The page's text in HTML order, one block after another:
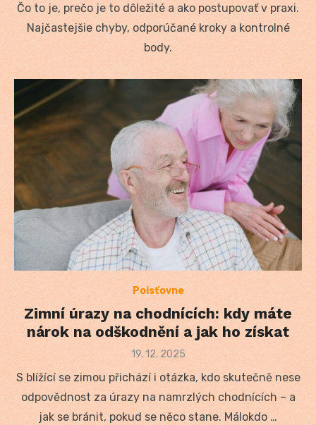
Čo to je, prečo je to dôležité a ako postupovať v praxi.
Najčastejšie chyby, odporúčané kroky a kontrolné
body.
Poisťovne
Zimní úrazy na chodnících: kdy máte
nárok na odškodnění a jak ho získat
Posted
19. 12. 2025
S blížící se zimou přichází i otázka, kdo skutečně nese
odpovědnost za úrazy na namrzlých chodnících – a
jak se bránit, pokud se něco stane. Málokdo …